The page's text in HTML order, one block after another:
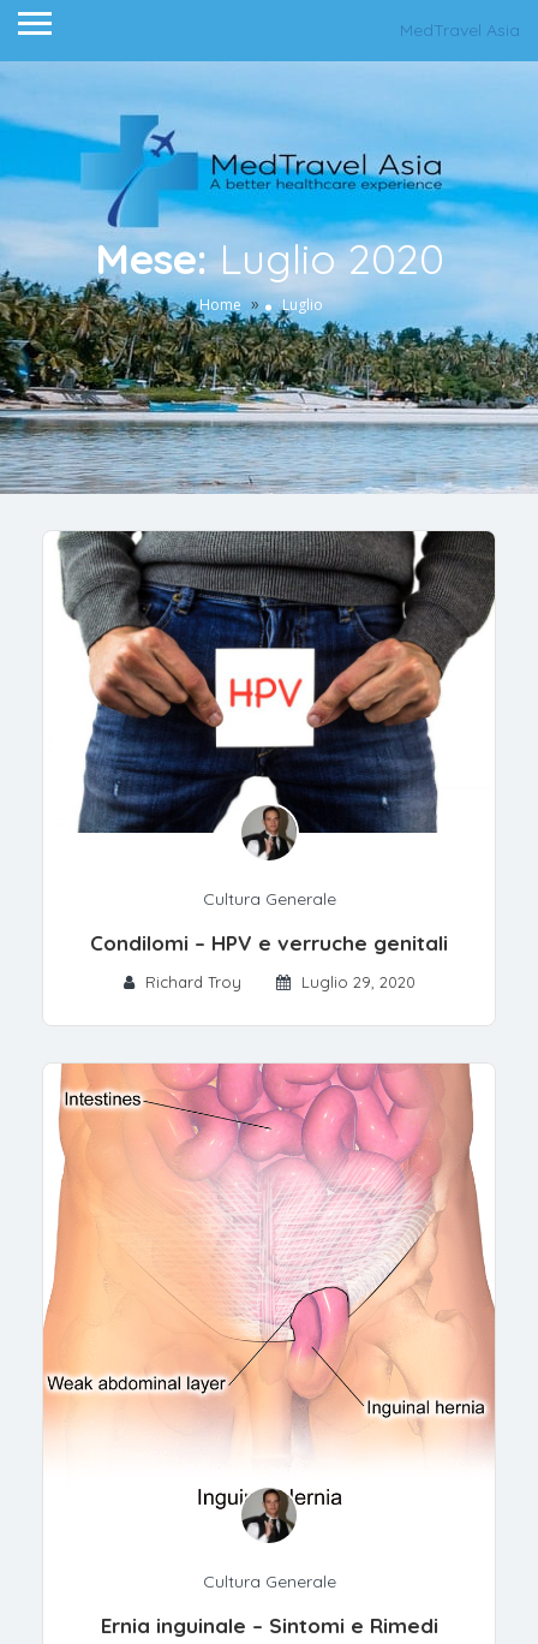
MedTravel Asia
Mese:Luglio 2020
Home » Luglio
Cultura Generale
Condilomi – HPV e verruche genitali
Richard Troy Luglio 29, 2020
Cultura Generale
Ernia inguinale – Sintomi e Rimedi